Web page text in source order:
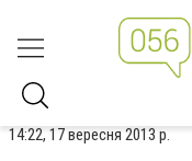
14:22, 17 вересня 2013 р.